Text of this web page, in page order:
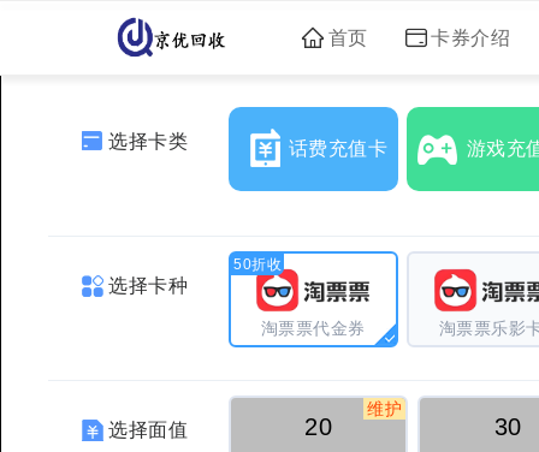
首页 卡券介绍
选择卡类 话费充值卡 游戏充
选择卡种
淘票票代金券
50折收
淘票票乐影
选择面值 20
维护
30